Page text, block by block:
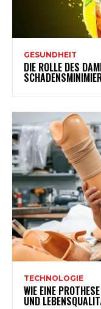
GESUNDHEIT
DIE ROLLE DES
TECHNOLOGIE
WIE EINE
UND